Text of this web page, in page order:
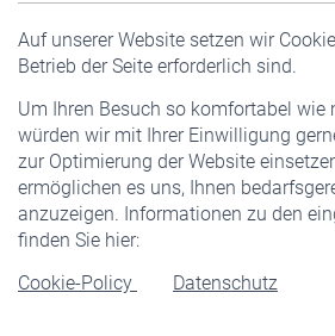
Auf unserer Website setzen wir
Betrieb der Seite erforderlich sind.
Um Ihren Besuch so komfortabel wie
würden wir mit Ihrer Einwilligung
zur Optimierung der Website
ermöglichen es uns, Ihnen
anzuzeigen. Informationen zu den
finden Sie hier:
Cookie-Policy
Datenschutz
Pflichtversicherung
Staatliche Förderung
Veranstaltungen
Rentner
Rentenbeginn
Rente beantragen